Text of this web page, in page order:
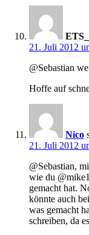
21. Juli 2012
@Sebastian
Hoffe auf
Nico
21. Juli 2012
@Sebastian,
wie du
gemacht hat.
könnte auch
was gemacht
schreiben, da